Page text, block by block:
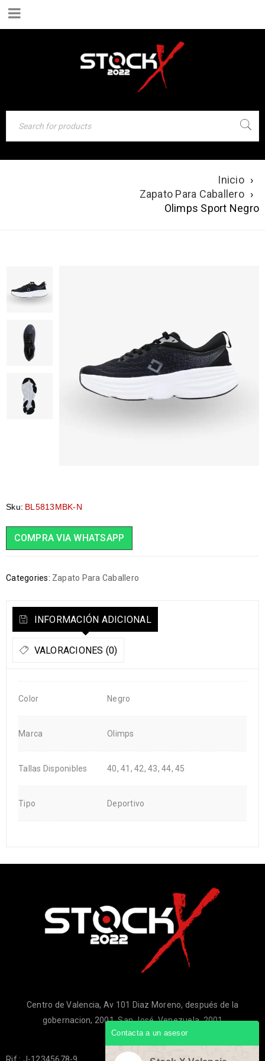
Inicio ›
Zapato Para Caballero ›
Olimps Sport Negro
Sku: BL5813MBK-N
COMPRA VIA WHATSAPP
Categories: Zapato Para Caballero
INFORMACIÓN ADICIONAL
VALORACIONES (0)
Color Negro
Marca Olimps
Tallas Disponibles 40, 41, 42, 43, 44, 45
Tipo Deportivo
Centro de Valencia, Av 101 Diaz Moreno, después de la
gobernacion, 2001, San José, Venezuela, 2001
Rif.: J-12345678-9
Contacta a un asesor